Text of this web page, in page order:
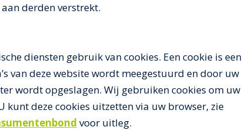
derden verstrekt.
diensten gebruik van cookies. Een cookie is een
van deze website wordt meegestuurd en door uw
wordt opgeslagen. Wij gebruiken cookies om uw
kunt deze cookies uitzetten via uw browser, zie
voor uitleg.